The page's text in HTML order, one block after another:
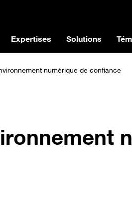
Expertises Solutions
numérique de confiance